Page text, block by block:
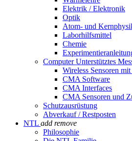
Elektrik / Elektronik
Optik
Atom- und
Laborhilfsmittel
Chemie
Computer Unterstütztes
Wireless Sensoren
CMA Software
CMA Interfaces
CMA Sensoren und
Schutzausrüstung
Abverkauf / Restposten
NTL add remove
Philosophie